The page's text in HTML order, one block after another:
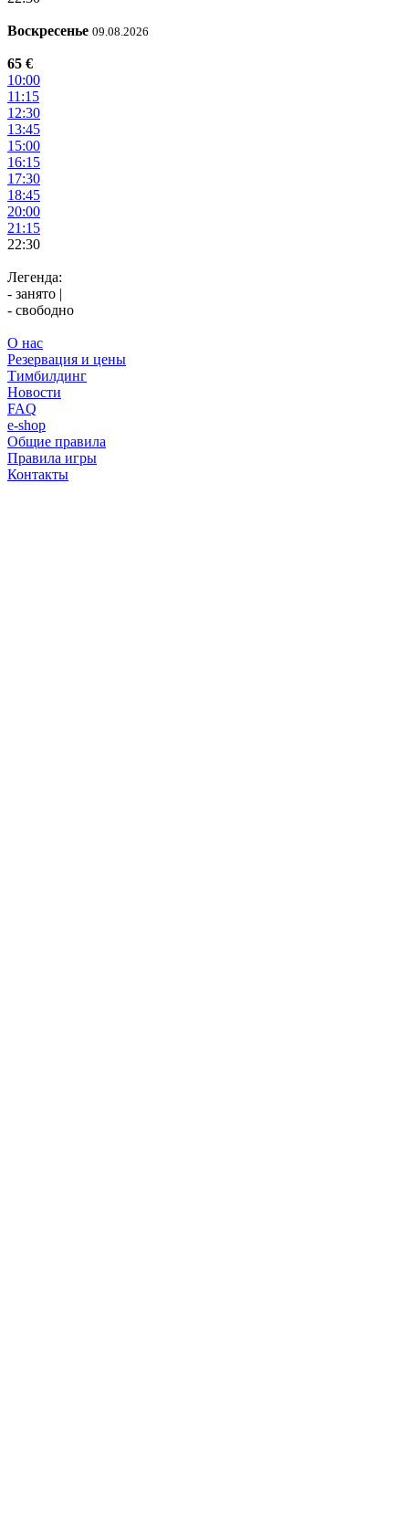
Воскресенье 09.08.2026
65 €
10:00
11:15
12:30
13:45
15:00
16:15
17:30
18:45
20:00
21:15
22:30
Легенда:
- занято |
- свободно
О нас
Резервация и цены
Тимбилдинг
Новости
FAQ
e-shop
Общие правила
Правила игры
Контакты